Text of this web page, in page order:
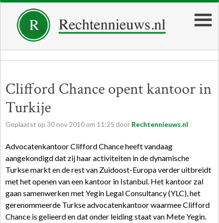
Clifford Chance opent kantoor in
Turkije
Geplaatst op 30nov 2010 om 11:25 door Rechtennieuws.nl
Advocatenkantoor Clifford Chance heeft vandaag
aangekondigd dat zij haar activiteiten in de dynamische
Turkse markt en de rest van Zuidoost-Europa verder uitbreidt
met het openen van een kantoor in Istanbul. Het kantoor zal
gaan samenwerken met Yegin Legal Consultancy (YLC), het
gerenommeerde Turkse advocatenkantoor waarmee Clifford
Chance is gelieerd en dat onder leiding staat van Mete Yegin.